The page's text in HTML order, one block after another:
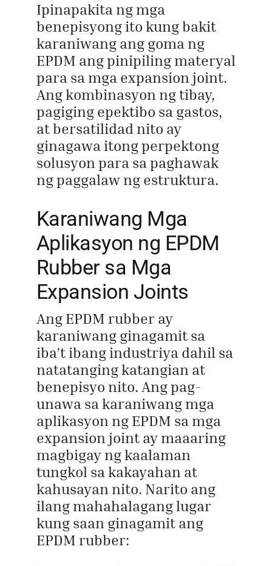
Ipinapakita ng mga
benepisyong ito kung bakit
karaniwang ang goma ng
EPDM ang pinipiling materyal
para sa mga expansion joint.
Ang kombinasyon ng tibay,
pagiging epektibo sa gastos,
at bersatilidad nito ay
ginagawa itong perpektong
solusyon para sa paghawak
ng paggalaw ng estruktura.
Karaniwang Mga
Aplikasyon ng EPDM
Rubber sa Mga
Expansion Joints
Ang EPDM rubber ay
karaniwang ginagamit sa
iba’t ibang industriya dahil sa
natatanging katangian at
benepisyo nito. Ang pag-
unawa sa karaniwang mga
aplikasyon ng EPDM sa mga
expansion joint ay maaaring
magbigay ng kaalaman
tungkol sa kakayahan at
kahusayan nito. Narito ang
ilang mahahalagang lugar
kung saan ginagamit ang
EPDM rubber: